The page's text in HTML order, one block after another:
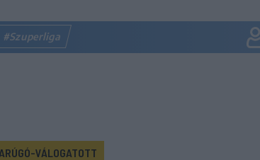
#Szuperliga
VÁLOGATOTT